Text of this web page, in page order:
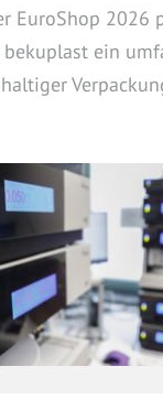
EuroShop 2026
ein